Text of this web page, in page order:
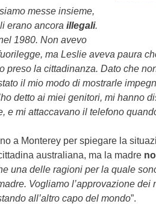
messe insieme,
erano ancoraillegali.
1980. Non avevo
ma Leslie aveva paura
preso la cittadinanza. Dato che
il mio modo di mostrarle
detto ai miei genitori, mi hanno
e mi attaccavano il telefono
a Monterey per spiegare la
australiana, ma la madre
una delle ragioni per la quale
Vogliamo l’approvazione
all’altro capo del mondo”.